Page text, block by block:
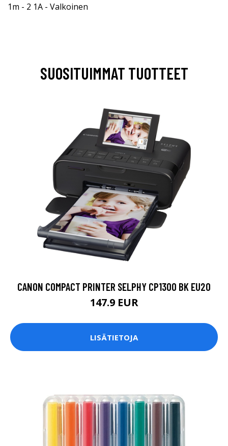
1m - 2 1A - Valkoinen
SUOSITUIMMAT TUOTTEET
CANON COMPACT PRINTER SELPHY CP1300 BK EU20
147.9 EUR
LISÄTIETOJA